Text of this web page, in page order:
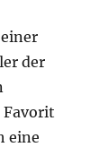
der
eine